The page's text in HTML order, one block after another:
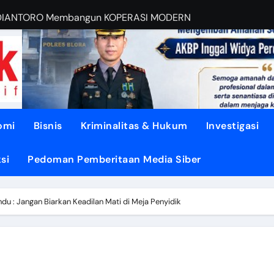
Membangun KOPERASI MODERN
RUANG Publik
di TUNJUNGAN ke Provinsi
dari Oligarki
TEGASKAN BATAS
DISIPLIN dan NURANI
Gotong Royong Menjadi Energi Perubahan
Bisnis Kriminalitas & Hukum Investigasi
Pedoman Pemberitaan Media Siber
: Jangan Biarkan Keadilan Mati di Meja Penyidik